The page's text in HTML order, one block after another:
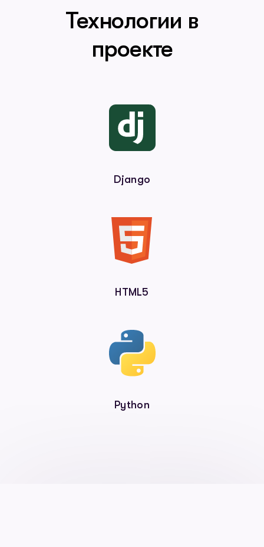
Технологии в
проекте
Django
HTML5
Python